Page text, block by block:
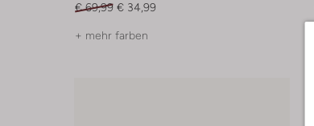
€ 69,99 € 34,99
+ mehr farben